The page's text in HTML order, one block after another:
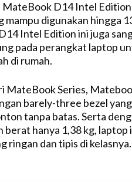
MateBook D14 Intel
digunakan hingga
Intel Edition ini juga
pada perangkat laptop
di rumah.
MateBook Series,
barely-three bezel
tanpa batas. Serta
berat hanya 1,38 kg, laptop
ringan dan tipis di kelasnya.